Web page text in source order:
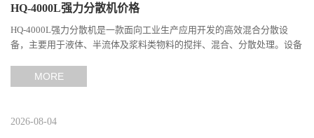
HQ-4000L强力分散机价格
HQ-4000L强力分散机是一款面向工业生产应用开发的高效混合分散设
备，主要用于液体、半流体及浆料类物料的搅拌、混合、分散处理。设备
MORE
2026-08-04